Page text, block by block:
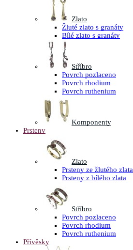
Zlato
Žluté zlato s granáty
Bílé zlato s granáty
Stříbro
Povrch pozlaceno
Povrch rhodium
Povrch ruthenium
Komponenty
Prsteny
Zlato
Prsteny ze žlutého zlata
Prsteny z bílého zlata
Stříbro
Povrch pozlaceno
Povrch rhodium
Povrch ruthenium
Přívěsky